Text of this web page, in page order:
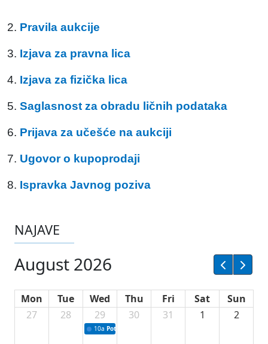
2. Pravila aukcije
3. Izjava za pravna lica
4. Izjava za fizička lica
5. Saglasnost za obradu ličnih podataka
6. Prijava za učešće na aukciji
7. Ugovor o kupoprodaji
8. Ispravka Javnog poziva
NAJAVE
August 2026
Mon Tue Wed Thu Fri Sat
Sun
27
28 29
10a Potpisivanje ugovora sa neprofitnim
30 31 1 2